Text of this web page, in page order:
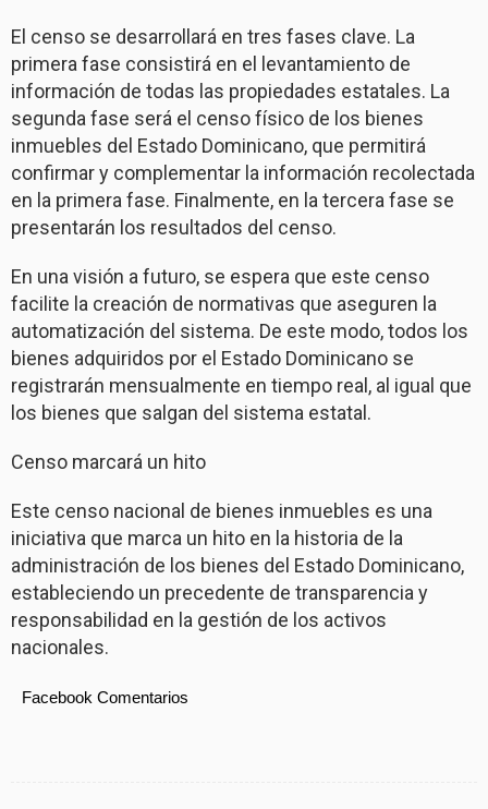
El censo se desarrollará en tres fases clave. La
primera fase consistirá en el levantamiento de
información de todas las propiedades estatales. La
segunda fase será el censo físico de los bienes
inmuebles del Estado Dominicano, que permitirá
confirmar y complementar la información recolectada
en la primera fase. Finalmente, en la tercera fase se
presentarán los resultados del censo.
En una visión a futuro, se espera que este censo
facilite la creación de normativas que aseguren la
automatización del sistema. De este modo, todos los
bienes adquiridos por el Estado Dominicano se
registrarán mensualmente en tiempo real, al igual que
los bienes que salgan del sistema estatal.
Censo marcará un hito
Este censo nacional de bienes inmuebles es una
iniciativa que marca un hito en la historia de la
administración de los bienes del Estado Dominicano,
estableciendo un precedente de transparencia y
responsabilidad en la gestión de los activos
nacionales.
Facebook Comentarios